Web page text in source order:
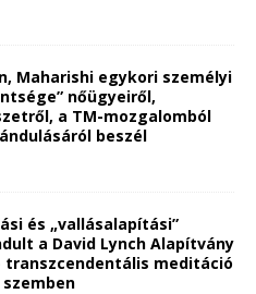
Maharishi egykori személyi
nőügyeiről,
a TM-mozgalomból
beszél
és „vallásalapítási”
a David Lynch Alapítvány
transzcendentális meditáció